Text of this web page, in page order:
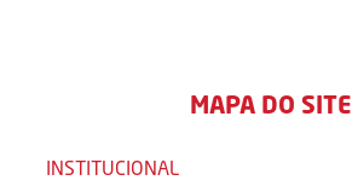
MAPA DO SITE
INSTITUCIONAL